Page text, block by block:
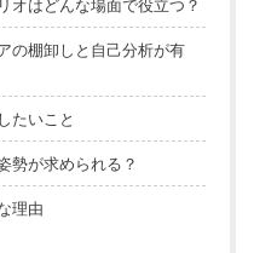
オはどんな場面で役立つ？
の棚卸しと自己分析が有
たいこと
勢が求められる？
理由